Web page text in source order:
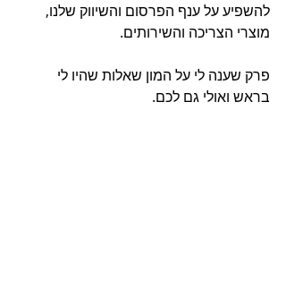
להשפיע על ענף הפרסום והשיווק שלנו,
מוצרי הצריכה והשירותים.
פרק שענה לי על המון שאלות שהיו לי
בראש ואולי גם לכם.